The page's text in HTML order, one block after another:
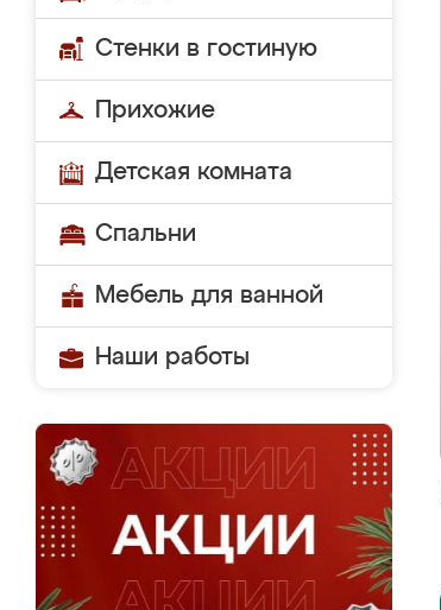
Стенки в гостиную
Прихожие
Детская комната
Спальни
Мебель для ванной
Наши работы